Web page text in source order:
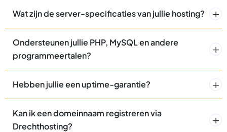
Wat zijn de server-specificaties van jullie hosting?
Ondersteunen jullie PHP, MySQL en andere
programmeertalen?
Hebben jullie een uptime-garantie?
Kan ik een domeinnaam registreren via
Drechthosting?